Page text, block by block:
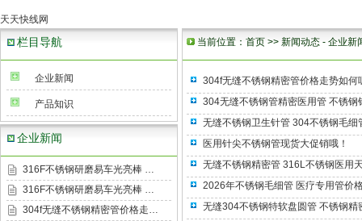
天天快线网
栏目导航
企业新闻
产品知识
企业新闻
316F不锈钢研磨易车光亮棒 …
316F不锈钢研磨易车光亮棒 …
304f无缝不锈钢精密管价格走…
当前位置： 首页 >> 新闻动态 - 企业新
304f无缝不锈钢精密管价格走势如何
304无缝不锈钢管精密医用管 不锈钢
无缝不锈钢卫生针管 304不锈钢毛细
医用针尖不锈钢管现货大促销哦！
无缝不锈钢精密管 316L不锈钢医用
2026年不锈钢毛细管 医疗专用管价
无缝304不锈钢特软盘圆管 不锈钢精